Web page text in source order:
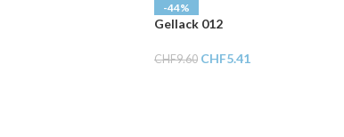
-44%
Gellack 012
CHF9.60 CHF5.41